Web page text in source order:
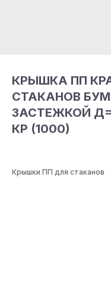
КРЫШКА ПП
СТАКАНОВ
ЗАСТЕЖКОЙ
КР (1000)
Крышки ПП для стаканов